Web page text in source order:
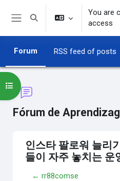
Skip to main content
Toggle search input
You are
access
Forum RSS feed of posts
Fórum de
Open course index
인스타 팔로워 늘리
들이 자주 놓치는 운
← rr88comse